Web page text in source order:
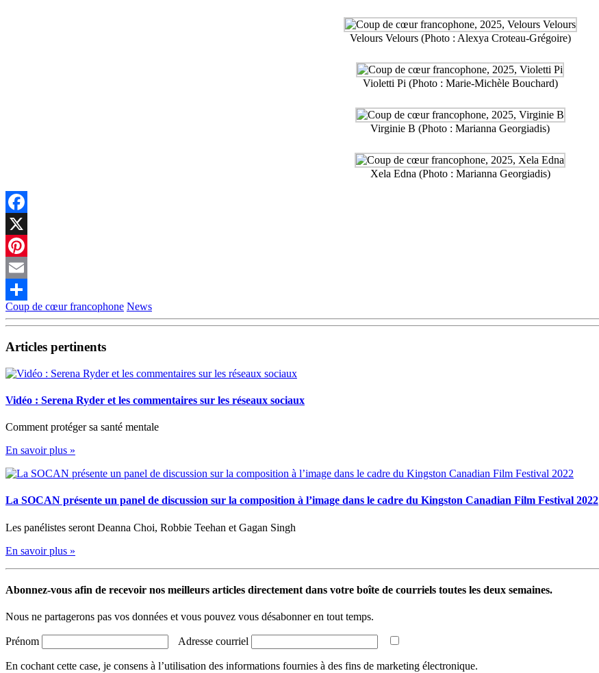
Velours Velours (Photo : Alexya Croteau-Grégoire)
Violetti Pi (Photo : Marie-Michèle Bouchard)
Virginie B (Photo : Marianna Georgiadis)
Xela Edna (Photo : Marianna Georgiadis)
Facebook
X
Pinterest
Email
Partager
Coup de cœur francophone News
Articles pertinents
Vidéo : Serena Ryder et les commentaires sur les réseaux sociaux
Comment protéger sa santé mentale
En savoir plus »
La SOCAN présente un panel de discussion sur la composition à l’image dans le cadre du Kingston Canadian Film Festival 2022
Les panélistes seront Deanna Choi, Robbie Teehan et Gagan Singh
En savoir plus »
Abonnez-vous afin de recevoir nos meilleurs articles directement dans votre boîte de courriels toutes les deux semaines.
Nous ne partagerons pas vos données et vous pouvez vous désabonner en tout temps.
Prénom Adresse courriel
En cochant cette case, je consens à l’utilisation des informations fournies à des fins de marketing électronique.